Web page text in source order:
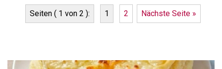
Seiten ( 1 von 2 ): 1 2 Nächste Seite »